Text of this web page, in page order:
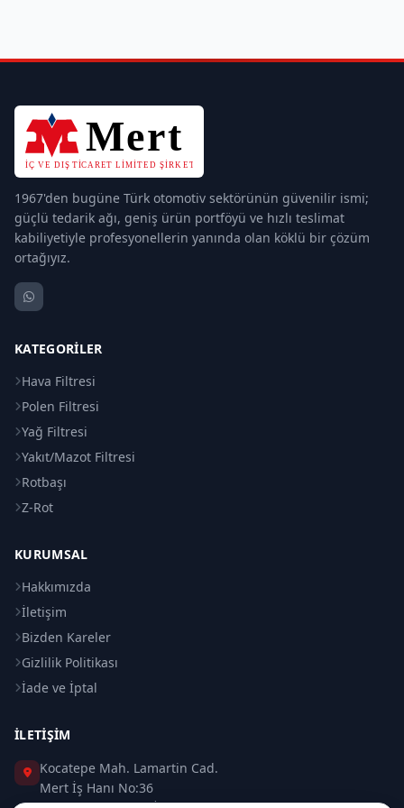
1967'den bugüne Türk otomotiv sektörünün güvenilir ismi;
güçlü tedarik ağı, geniş ürün portföyü ve hızlı teslimat
kabiliyetiyle profesyonellerin yanında olan köklü bir çözüm
ortağıyız.
KATEGORILER
Hava Filtresi
Polen Filtresi
Yağ Filtresi
Yakıt/Mazot Filtresi
Rotbaşı
Z-Rot
KURUMSAL
Hakkımızda
İletişim
Bizden Kareler
Gizlilik Politikası
İade ve İptal
İLETIŞIM
Kocatepe Mah. Lamartin Cad.
Mert İş Hanı No:36